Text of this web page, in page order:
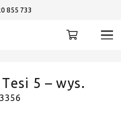
855 733
5 – wys.